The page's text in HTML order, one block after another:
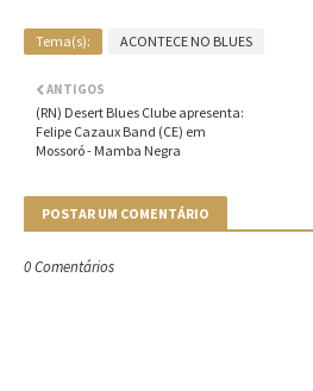
Tema(s): ACONTECE NO BLUES
ANTIGOS
(RN) Desert Blues Clube apresenta:
Felipe Cazaux Band (CE) em
Mossoró - Mamba Negra
POSTAR UM COMENTÁRIO
0 Comentários